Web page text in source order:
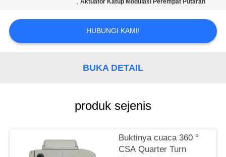
PERMINTAAN
PENAWARAN
SITEMAP
Aktuator Katup Modulasi Perempat Putaran
HUBUNGI KAMI!
BUKA DETAIL
produk sejenis
Buktinya cuaca 360 °
CSA Quarter Turn